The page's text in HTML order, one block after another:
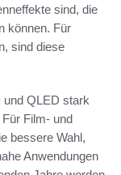
sind, die
können. Für
sind diese
und QLED stark
Film- und
bessere Wahl,
Anwendungen